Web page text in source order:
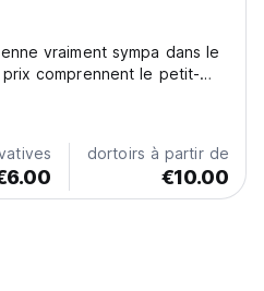
vraiment sympa dans le
comprennent le petit-
dortoirs à partir de
€10.00